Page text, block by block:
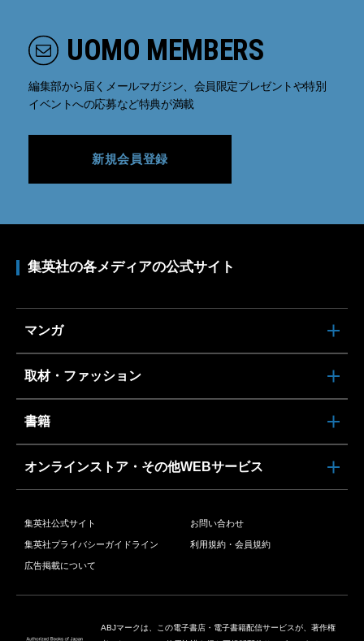
UOMO MEMBERS
編集部から届くメールマガジン、会員限定プレゼントや特別
イベントへの応募など特典が満載
新規会員登録
集英社の各メディアの公式サイト
マンガ
取材・ファッション
書籍
オンラインストア・その他WEBサービス
集英社公式サイト お問い合わせ
集英社プライバシーガイドライン 利用規約・会員規約
広告掲載について
ABJマークは、この電子書店・電子書籍配信サービスが、著作権